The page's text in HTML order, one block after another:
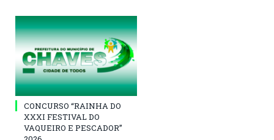
CONCURSO “RAINHA DO
XXXI FESTIVAL DO
VAQUEIRO E PESCADOR”